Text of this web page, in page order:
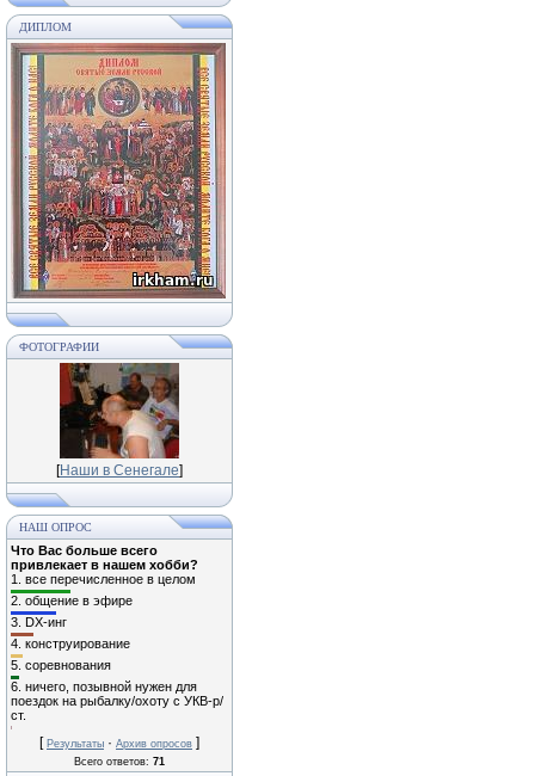
ДИПЛОМ
ФОТОГРАФИИ
[Наши в Сенегале]
НАШ ОПРОС
Что Вас больше всего
привлекает в нашем хобби?
1. все перечисленное в целом
2. общение в эфире
3. DX-инг
4. конструирование
5. соревнования
6. ничего, позывной нужен для
поездок на рыбалку/охоту с УКВ-р/
ст.
[ Результаты · Архив опросов ]
Всего ответов: 71